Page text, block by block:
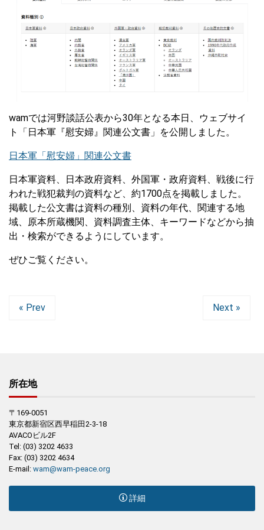
wamでは河野談話公表から30年となる本日、ウェブサイ
ト「日本軍『慰安婦』関連公文書」を公開しました。
日本軍「慰安婦」関連公文書
日本軍資料、日本政府資料、外国軍・政府資料、戦後に行
われた戦犯裁判の資料など、約1700点を掲載しました。
掲載した公文書は資料の種別、資料の年代、関連する地
域、原本所蔵機関、資料調査主体、キーワードなどから抽
出・検索ができるようにしています。
ぜひご覧ください。
« Prev Next »
所在地
〒169-0051
東京都新宿区西早稲田2-3-18
AVACOビル2F
Tel: (03) 3202 4633
Fax: (03) 3202 4634
E-mail: wam@wam-peace.org
詳細